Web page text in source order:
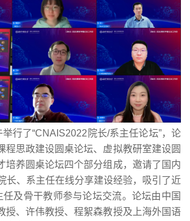
行了“CNAIS2022院长/系主任论坛”，论
程思政建设圆桌论坛、虚拟教研室建设圆
培养圆桌论坛四个部分组成，邀请了国内
长、系主任在线分享建设经验，吸引了近
任及骨干教师参与论坛交流。论坛由中国
授、许伟教授、程絮森教授及上海外国语